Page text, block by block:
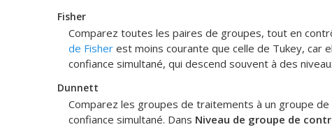
Fisher
Comparez toutes les paires de groupes, tout en
de Fisher est moins courante que celle de Tukey, car
confiance simultané, qui descend souvent à des
Dunnett
Comparez les groupes de traitements à un groupe
confiance simultané. Dans Niveau de groupe de